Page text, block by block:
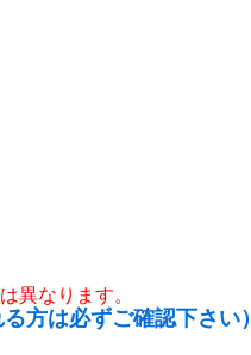
異なります。
方は必ずご確認下さい）